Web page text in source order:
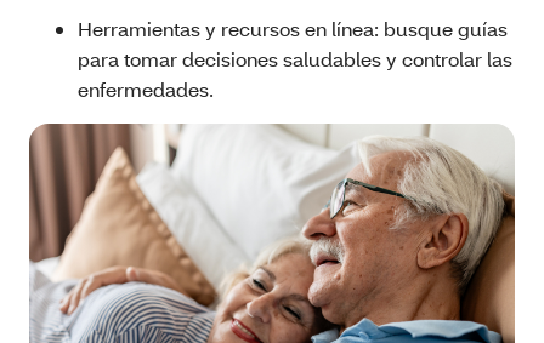
Herramientas y recursos en línea: busque guías
para tomar decisiones saludables y controlar las
enfermedades.